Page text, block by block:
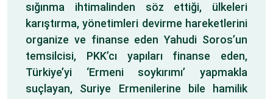
sığınma ihtimalinden söz ettiği, ülkeleri
karıştırma, yönetimleri devirme hareketlerini
organize ve finanse eden Yahudi Soros’un
temsilcisi, PKK’cı yapıları finanse eden,
Türkiye’yi ‘Ermeni soykırımı’ yapmakla
suçlayan, Suriye Ermenilerine bile hamilik